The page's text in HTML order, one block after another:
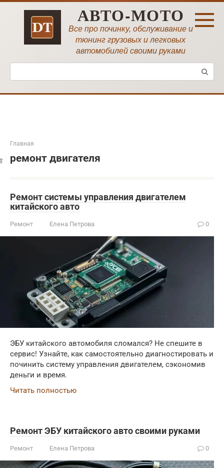
Перейти
АВТО-МОТО
Все про починку, обслуживание и
тюнинг грузовых и легковых
автомобилей своими руками
Поиск:
Главная
ремонт двигателя
Ремонт системы управления двигателем
китайского авто
Ремонт Елена Петрова 0
ЭБУ китайского автомобиля сломался? Не спешите в
сервис! Узнайте, как самостоятельно диагностировать и
починить систему управления двигателем, сэкономив
деньги и время.
Читать полностью
Ремонт ЭБУ китайского авто своими руками
Ремонт Елена Петрова 0